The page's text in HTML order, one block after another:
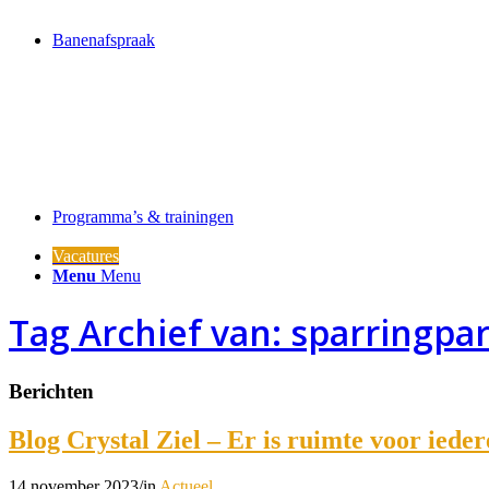
Banenafspraak
Programma’s & trainingen
Vacatures
Menu Menu
Tag Archief van:
Berichten
Blog Crystal Ziel – Er is ruimte voor